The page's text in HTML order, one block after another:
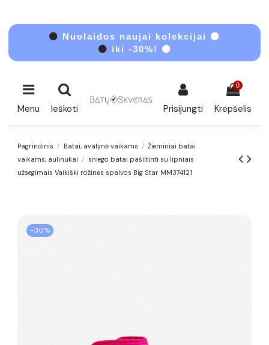
⚫ Nuolaidos naujai kolekcijai ⚫
⚫ iki -30%! ⚫
Menu Ieškoti Prisijungti
0
Krepšelis
Pagrindinis Batai, avalynė vaikams
Žieminiai batai
vaikams, aulinukai
sniego batai pašiltinti su lipniais
užsegimais Vaikiški rožinės spalvos Big Star MM374121
−30%